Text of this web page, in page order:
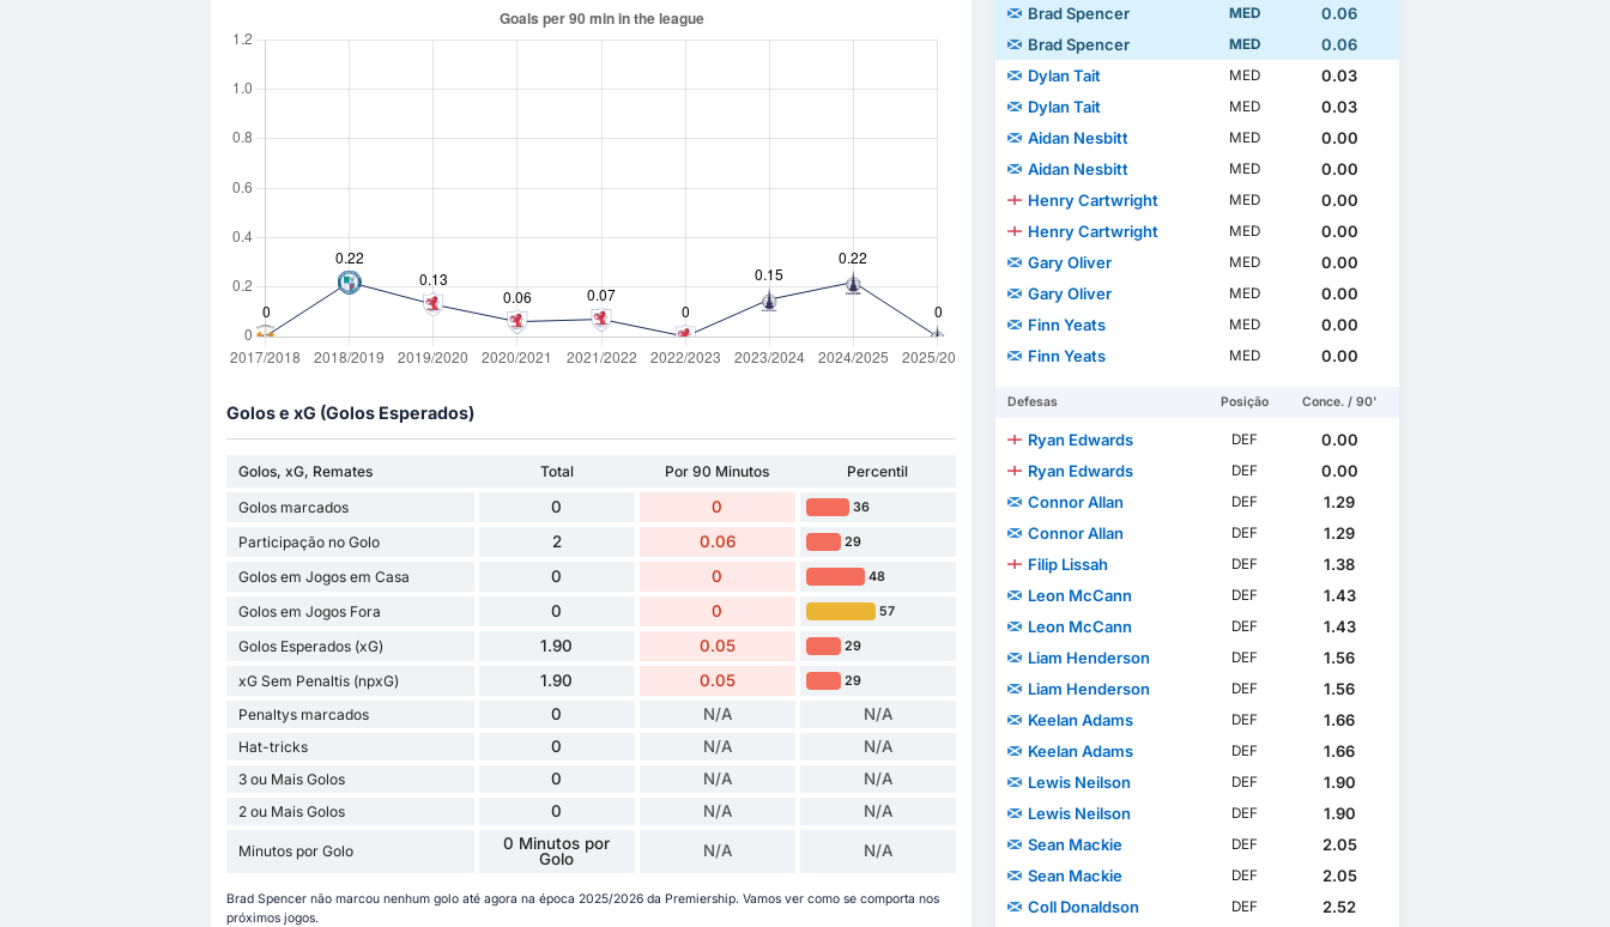
Golos e xG (Golos Esperados)
Golos, xG, Remates Total Por 90 Minutos
Percentil
Golos marcados
0 0 36
Participação no Golo 2 0.06 29
Golos em Jogos em Casa 0 0 48
Golos em Jogos Fora 0 0 57
Golos Esperados (xG) 1.90 0.05 29
xG Sem Penaltis (npxG) 1.90 0.05 29
Penaltys marcados 0 N/A N/A
Hat-tricks 0 N/A N/A
3 ou Mais Golos 0 N/A N/A
2 ou Mais Golos 0 N/A N/A
Minutos por Golo
0 Minutos por
Golo
N/A N/A
Brad Spencer não marcou nenhum golo até agora na época 2025/2026 da Premiership. Vamos ver como se comporta nos
próximos jogos.
Brad Spencer
MED
0.06
Brad Spencer
MED
0.06
Dylan Tait
MED
0.03
Dylan Tait
MED
0.03
Aidan Nesbitt
MED
0.00
Aidan Nesbitt
MED
0.00
Henry Cartwright
MED
0.00
Henry Cartwright
MED
0.00
Gary Oliver
MED
0.00
Gary Oliver
MED
0.00
Finn Yeats
MED
0.00
Finn Yeats
MED 0.00
Defesas Posição Conce. / 90'
Ryan Edwards DEF
0.00
Ryan Edwards
DEF
0.00
Connor Allan
DEF
1.29
Connor Allan
DEF
1.29
Filip Lissah
DEF
1.38
Leon McCann
DEF
1.43
Leon McCann
DEF
1.43
Liam Henderson
DEF
1.56
Liam Henderson
DEF
1.56
Keelan Adams
DEF
1.66
Keelan Adams
DEF
1.66
Lewis Neilson
DEF
1.90
Lewis Neilson
DEF
1.90
Sean Mackie
DEF
2.05
Sean Mackie
DEF
2.05
Coll Donaldson
DEF
2.52